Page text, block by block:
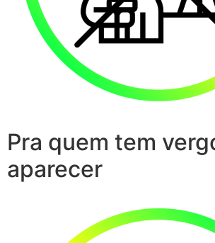
Pra quem tem
aparecer